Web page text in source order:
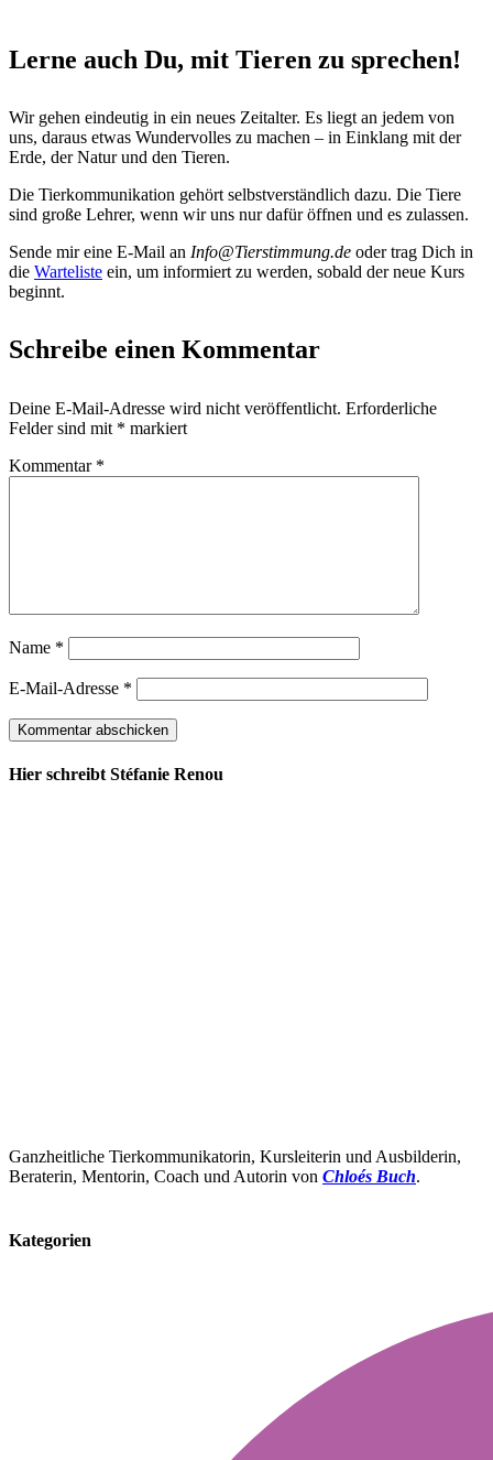
Lerne auch Du, mit Tieren zu sprechen!
Wir gehen eindeutig in ein neues Zeitalter. Es liegt an jedem von
uns, daraus etwas Wundervolles zu machen – in Einklang mit der
Erde, der Natur und den Tieren.
Die Tierkommunikation gehört selbstverständlich dazu. Die Tiere
sind große Lehrer, wenn wir uns nur dafür öffnen und es zulassen.
Sende mir eine E-Mail an Info@Tierstimmung.de oder trag Dich in
die Warteliste ein, um informiert zu werden, sobald der neue Kurs
beginnt.
Schreibe einen Kommentar
Deine E-Mail-Adresse wird nicht veröffentlicht. Erforderliche
Felder sind mit * markiert
Kommentar *
Name *
E-Mail-Adresse *
Hier schreibt Stéfanie Renou
Ganzheitliche Tierkommunikatorin, Kursleiterin und Ausbilderin,
Beraterin, Mentorin, Coach und Autorin von Chloés Buch.
Kategorien